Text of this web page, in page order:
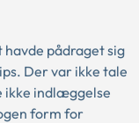
pådraget sig
Der var ikke tale
ikke indlæggelse
form for